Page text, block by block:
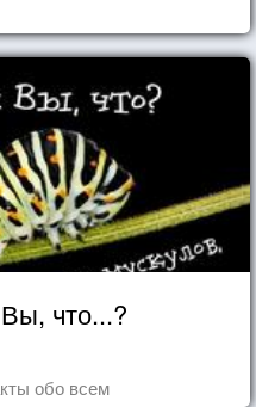
что...?
обо всем